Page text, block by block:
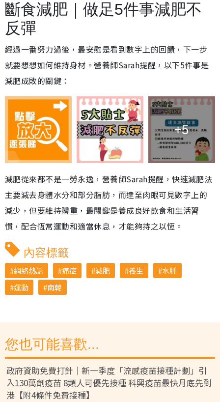
斷食減肥｜做足5件事減肥不
反彈
經過一番努力過後，最安慰是看到數字上的回饋，下一步
就要想想如何維持身材。營養師Sarah提醒，以下5件事是
減肥成敗的關鍵：
+5
減肥從來都不是一勞永逸，營養師Sarah提醒，快速減肥法
主要減去身體水分和部分脂肪，而達至肉眼可見數字上的
減少，但要維持體重，最關鍵是養成良好飲食和生活習
慣，配合恆常運動和適當休息，才能夠持之以恆。
內容標籤
網絡熱話 痛症 減肥 養生
水腫
運動
南韓
您也可能喜歡...
政府資助免費打針｜新一季度「流感疫苗接種計劃」引
入130萬劑疫苗 8類人可優先接種 科興疫苗最快月底先到
港【附4條件免費接種】